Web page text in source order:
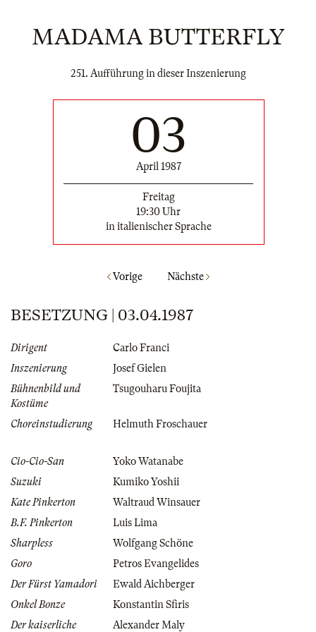
MADAMA BUTTERFLY
251. Aufführung in dieser Inszenierung
03
April 1987
Freitag
19:30 Uhr
in italienischer Sprache
Vorige Nächste
BESETZUNG | 03.04.1987
Dirigent
Carlo Franci
Inszenierung
Josef Gielen
Bühnenbild und
Kostüme
Tsugouharu Foujita
Choreinstudierung Helmuth Froschauer
Cio-Cio-San
Yoko Watanabe
Suzuki
Kumiko Yoshii
Kate Pinkerton
Waltraud Winsauer
B.F. Pinkerton
Luis Lima
Sharpless
Wolfgang Schöne
Goro
Petros Evangelides
Der Fürst Yamadori
Ewald Aichberger
Onkel Bonze
Konstantin Sfiris
Der kaiserliche
Alexander Maly